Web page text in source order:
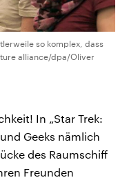
so komplex, dass
alliance/dpa/Oliver
In „Star Trek:
Geeks nämlich
des Raumschiff
Freunden